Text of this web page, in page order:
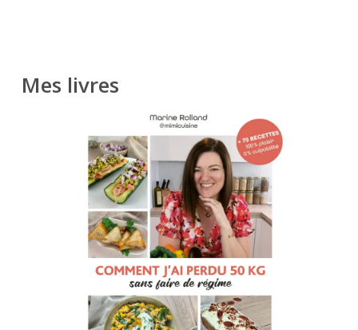
Mes livres